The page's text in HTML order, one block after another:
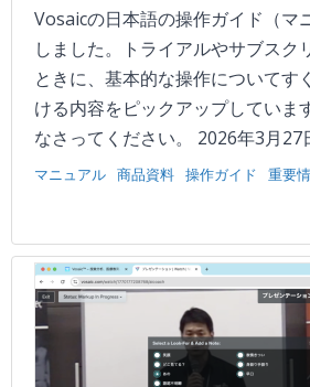
Vosaicの日本語の操作ガイド（マ
しました。トライアルやサブスク
ときに、基本的な操作についてす
ける内容をピックアップしていま
なさってください。 2026年3月
マニュアル 商品資料 操作ガイド 重要